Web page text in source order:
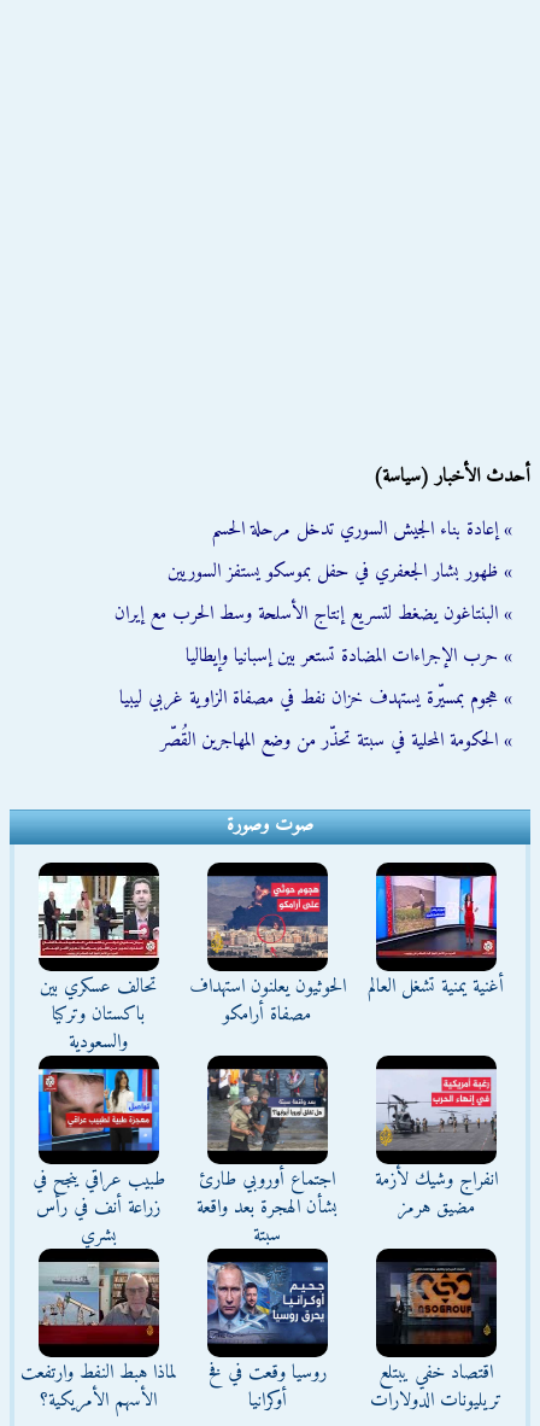
أحدث الأخبار (سياسة)
» إعادة بناء الجيش السوري تدخل مرحلة الحسم
» ظهور بشار الجعفري في حفل بموسكو يستفز السوريين
» البنتاغون يضغط لتسريع إنتاج الأسلحة وسط الحرب مع إيران
» حرب الإجراءات المضادة تستعر بين إسبانيا وإيطاليا
» هجوم بمسيّرة يستهدف خزان نفط في مصفاة الزاوية غربي ليبيا
» الحكومة المحلية في سبتة تحذّر من وضع المهاجرين القُصّر
صوت وصورة
أغنية يمنية تشغل العالم
الحوثيون يعلنون استهداف
مصفاة أرامكو
تحالف عسكري بين
باكستان وتركيا
والسعودية
انفراج وشيك لأزمة
مضيق هرمز
اجتماع أوروبي طارئ
بشأن الهجرة بعد واقعة
سبتة
طبيب عراقي ينجح في
زراعة أنف في رأس
بشري
اقتصاد خفي يبتلع
تريليونات الدولارات
روسيا وقعت في فخ
أوكرانيا
لماذا هبط النفط وارتفعت
الأسهم الأمريكية؟